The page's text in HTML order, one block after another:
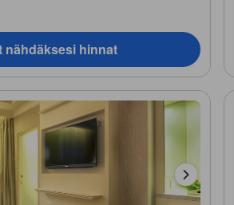
nähdäksesi hinnat